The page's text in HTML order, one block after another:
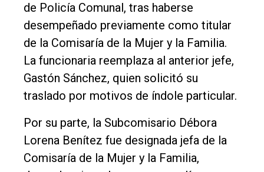
de Policía Comunal, tras haberse
desempeñado previamente como titular
de la Comisaría de la Mujer y la Familia.
La funcionaria reemplaza al anterior jefe,
Gastón Sánchez, quien solicitó su
traslado por motivos de índole particular.
Por su parte, la Subcomisario Débora
Lorena Benítez fue designada jefa de la
Comisaría de la Mujer y la Familia,